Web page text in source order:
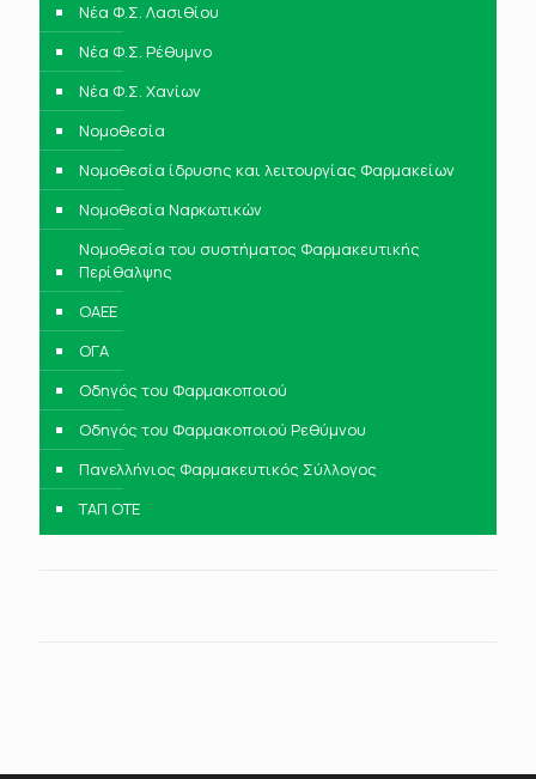
Νέα Φ.Σ. Λασιθίου
Νέα Φ.Σ. Ρέθυμνο
Νέα Φ.Σ. Χανίων
Νομοθεσία
Νομοθεσία ίδρυσης και λειτουργίας Φαρμακείων
Νομοθεσία Ναρκωτικών
Νομοθεσία του συστήματος Φαρμακευτικής
Περίθαλψης
ΟΑΕΕ
ΟΓΑ
Οδηγός του Φαρμακοποιού
Οδηγός του Φαρμακοποιού Ρεθύμνου
Πανελλήνιος Φαρμακευτικός Σύλλογος
ΤΑΠ ΟΤΕ